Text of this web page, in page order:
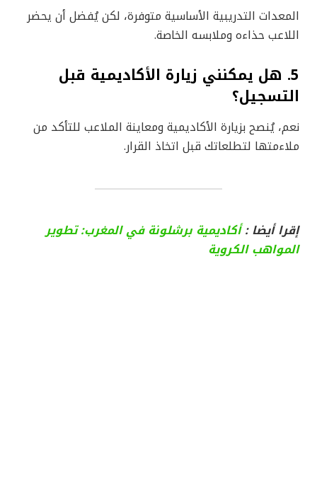
المعدات التدريبية الأساسية متوفرة، لكن يُفضل أن يحضر
اللاعب حذاءه وملابسه الخاصة.
5. هل يمكنني زيارة الأكاديمية قبل
التسجيل؟
نعم، يُنصح بزيارة الأكاديمية ومعاينة الملاعب للتأكد من
ملاءمتها لتطلعاتك قبل اتخاذ القرار.
إقرا أيضا :أكاديمية برشلونة في المغرب: تطوير
المواهب الكروية